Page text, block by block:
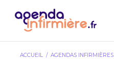
ACCUEIL AGENDAS INFIRMIÈRES